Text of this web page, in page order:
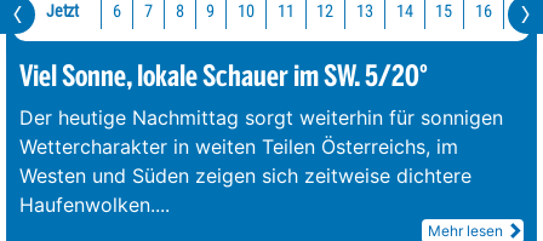
Jetzt 6 7 8 9 10 11 12 13 14 15 16 17
Viel Sonne, lokale Schauer im SW. 5/20°
Der heutige Nachmittag sorgt weiterhin für sonnigen
Wettercharakter in weiten Teilen Österreichs, im
Westen und Süden zeigen sich zeitweise dichtere
Haufenwolken....
Mehr lesen